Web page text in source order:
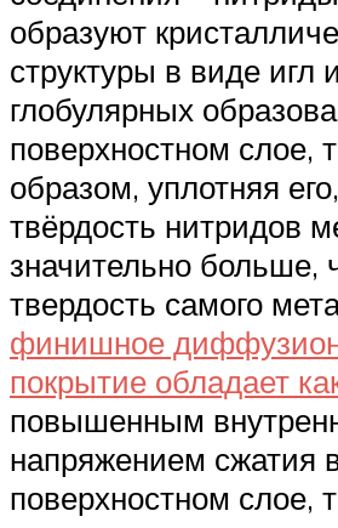
образуют
структуры в виде игл и
глобулярных
поверхностном слое,
образом, уплотняя
твёрдость нитридов
значительно больше,
твердость самого
финишное
покрытие обладает
повышенным
напряжением сжатия
поверхностном слое,